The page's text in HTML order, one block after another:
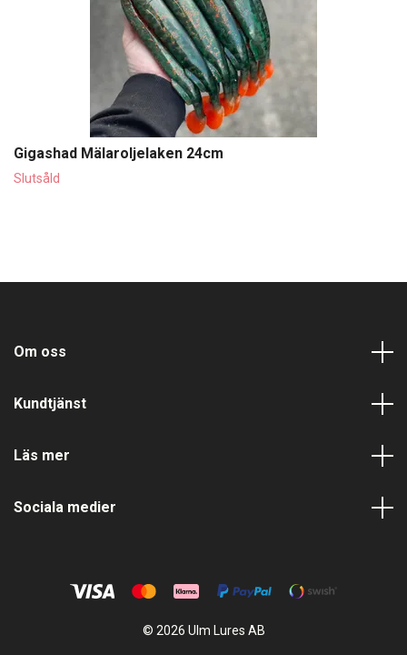
Gigashad Mälaroljelaken 24cm
Slutsåld
Om oss
Kundtjänst
Läs mer
Sociala medier
© 2026 Ulm Lures AB